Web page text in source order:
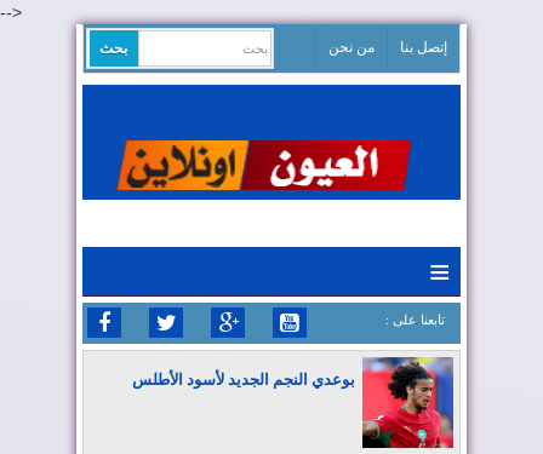
-->
إتصل بنا من نحن
≡
: تابعنا على
بوعدي النجم الجديد لأسود الأطلس